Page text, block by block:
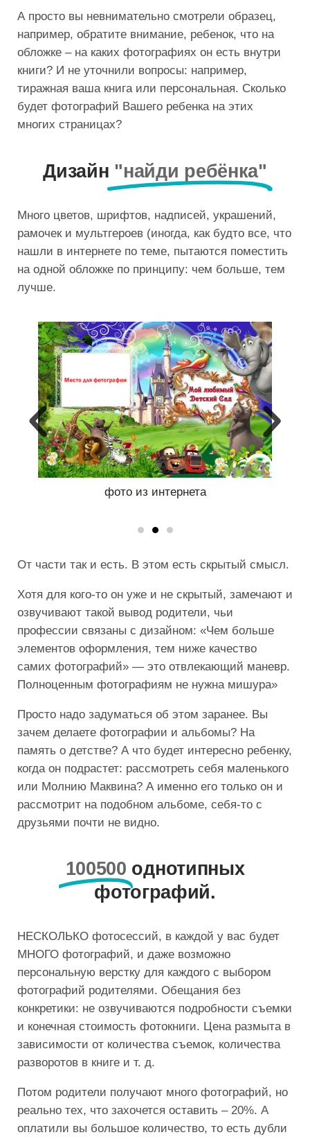
А просто вы невнимательно смотрели образец,
например, обратите внимание, ребенок, что на
обложке – на каких фотографиях он есть внутри
книги? И не уточнили вопросы: например,
тиражная ваша книга или персональная. Сколько
будет фотографий Вашего ребенка на этих
многих страницах?
Дизайн "найди ребёнка"
Много цветов, шрифтов, надписей, украшений,
рамочек и мультгероев (иногда, как будто все, что
нашли в интернете по теме, пытаются поместить
на одной обложке по принципу: чем больше, тем
лучше.
От части так и есть. В этом есть скрытый смысл.
Хотя для кого-то он уже и не скрытый, замечают и
озвучивают такой вывод родители, чьи
профессии связаны с дизайном: «Чем больше
элементов оформления, тем ниже качество
самих фотографий» — это отвлекающий маневр.
Полноценным фотографиям не нужна мишура»
Просто надо задуматься об этом заранее. Вы
зачем делаете фотографии и альбомы? На
память о детстве? А что будет интересно ребенку,
когда он подрастет: рассмотреть себя маленького
или Молнию Маквина? А именно его только он и
рассмотрит на подобном альбоме, себя-то с
друзьями почти не видно.
100500 однотипных
фотографий.
НЕСКОЛЬКО фотосессий, в каждой у вас будет
МНОГО фотографий, и даже возможно
персональную верстку для каждого с выбором
фотографий родителями. Обещания без
конкретики: не озвучиваются подробности съемки
и конечная стоимость фотокниги. Цена размыта в
зависимости от количества съемок, количества
разворотов в книге и т. д.
Потом родители получают много фотографий, но
реально тех, что захочется оставить – 20%. А
оплатили вы большое количество, то есть дубли